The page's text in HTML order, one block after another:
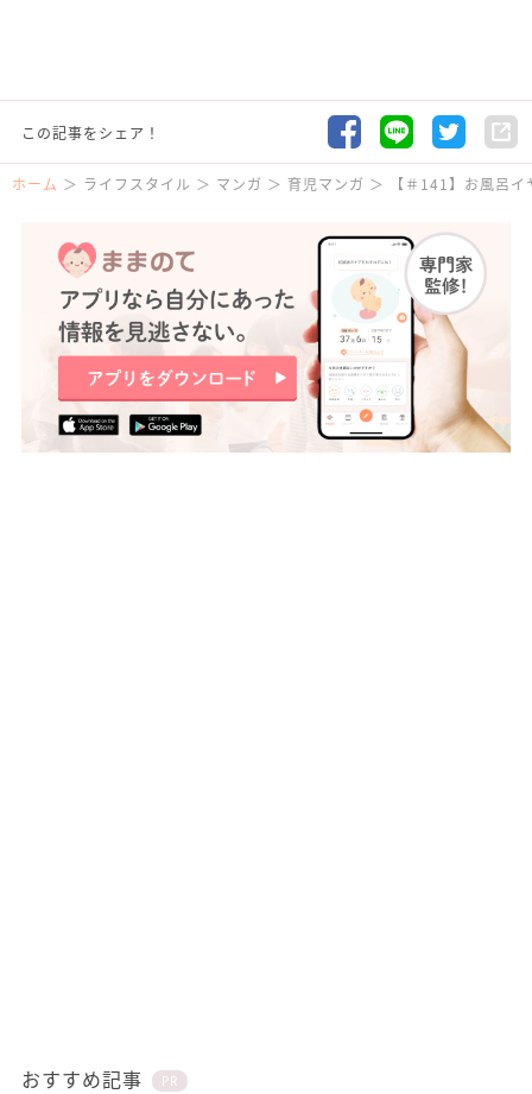
この記事をシェア！
ホーム ライフスタイル マンガ 育児マンガ 【＃141】お風呂
おすすめ記事 PR